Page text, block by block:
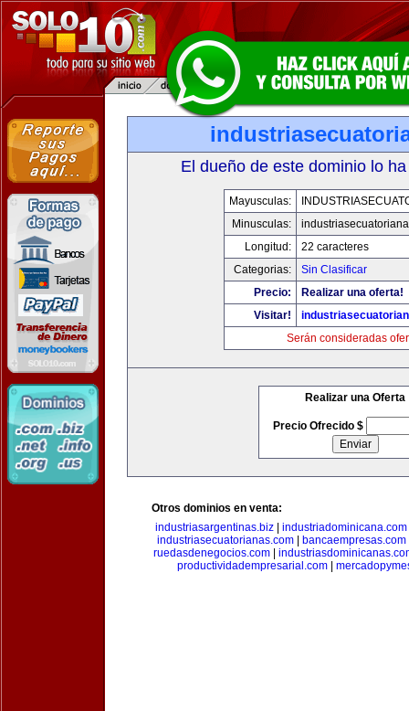
El dueño de este dominio lo
Mayusculas:
Minusculas:
Longitud:
22 caracteres
Categorias:
Sin Clasificar
Precio:
Realizar una oferta!
Visitar!
Serán consideradas
Realizar una Oferta
Precio Ofrecido $
Otros dominios en venta:
industriasargentinas.biz
industriadominicana.com
industriasecuatorianas.com
bancaempresas.com
ruedasdenegocios.com
productividadempresarial.com|